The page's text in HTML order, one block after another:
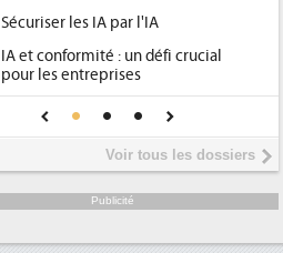
Sécuriser les IA par l'IA
IA et conformité : un défi crucial
pour les entreprises
Une IA de confiance pour une IA
plus sûre ?
Voir tous les dossiers
Publicité